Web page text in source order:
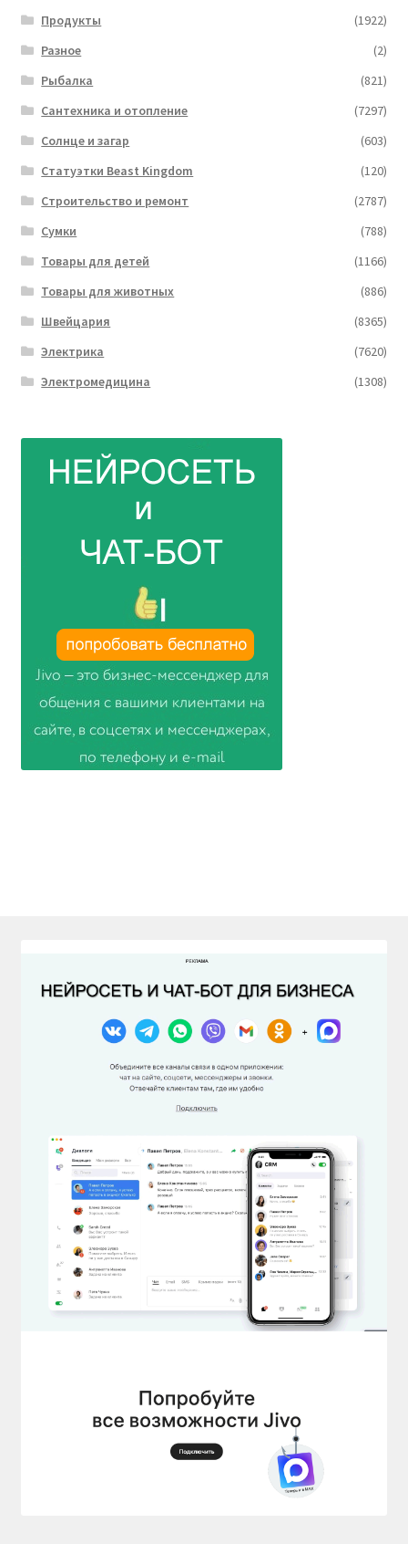
Продукты
(1922)
Разное
(2)
Рыбалка
(821)
Сантехника и отопление
(7297)
Солнце и загар
(603)
Статуэтки Beast Kingdom
(120)
Строительство и ремонт
(2787)
Сумки
(788)
Товары для детей
(1166)
Товары для животных
(886)
Швейцария
(8365)
Электрика
(7620)
Электромедицина
(1308)